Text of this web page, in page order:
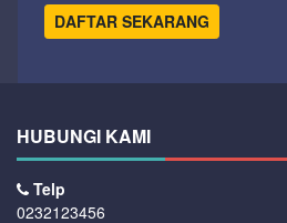
DAFTAR SEKARANG
HUBUNGI KAMI
Telp
0232123456